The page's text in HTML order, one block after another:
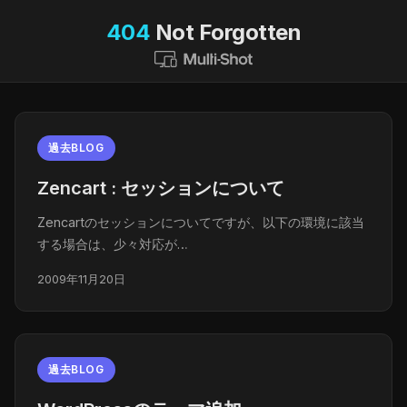
404 Not Forgotten
過去BLOG
Zencart : セッションについて
Zencartのセッションについてですが、以下の環境に該当
する場合は、少々対応が…
2009年11月20日
過去BLOG